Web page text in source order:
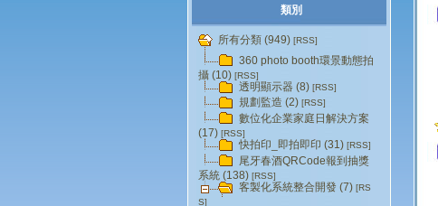
類別
所有分類 (949) [RSS]
360 photo booth環景動態拍
攝 (10) [RSS]
透明顯示器 (8) [RSS]
規劃監造 (2) [RSS]
數位化企業家庭日解決方案
(17) [RSS]
快拍印_即拍即印 (31) [RSS]
尾牙春酒QRCode報到抽獎
系統 (138) [RSS]
客製化系統整合開發 (7) [RS
S]